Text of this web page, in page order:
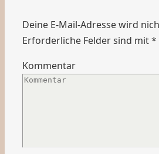
Deine E-Mail-Adresse wird
Erforderliche Felder sind mit*
Kommentar